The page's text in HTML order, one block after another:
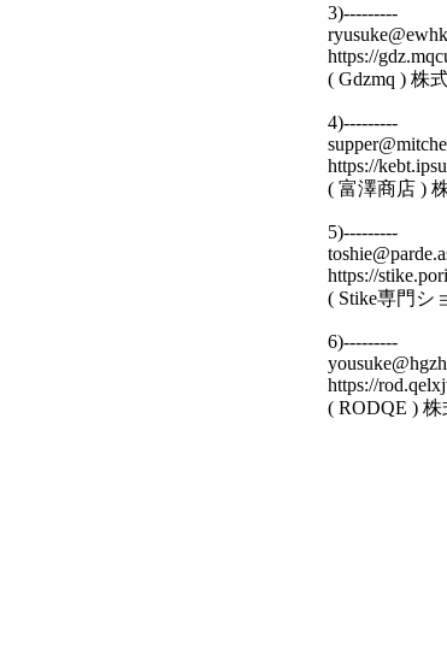
3)---------
https://
( Gdzmq ) 株
4)---------
https://
( 富澤商店 )
5)---------
https://
( Stike専門シ
6)---------
https://
( RODQE )